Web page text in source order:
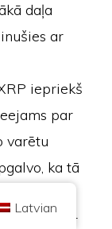
daļa
ar
iepriekš
par
varētu
ka tā
var
Apvienotā
ir saistīti ar
uzraudzības iestāde,
Scheme)
dienesta jurisdikcija.
var iegūt vērtību vai
gūtajai peļņai var
AR MUMS
Latvian